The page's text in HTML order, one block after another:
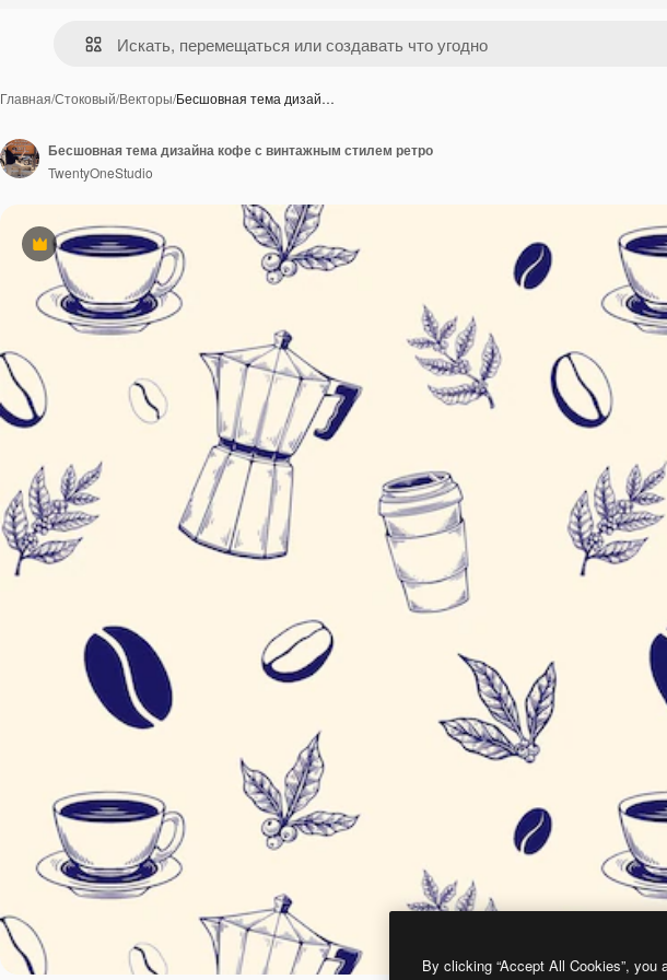
Главная/Стоковый/Векторы/Бесшовная тема дизай…
Премиум
Бесшовная тема дизайна кофе с винтажным стилем ретро
TwentyOneStudio
By clicking “Accept All Cookies”,